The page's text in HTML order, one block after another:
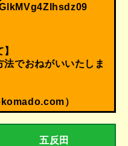
でおねがいいたしま
）
五反田